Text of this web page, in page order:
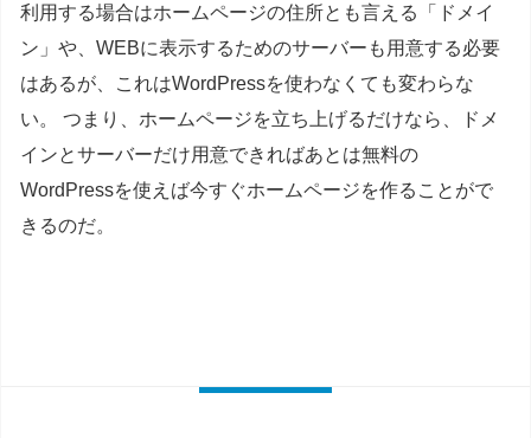
利用する場合はホームページの住所とも言える「ドメイ
ン」や、WEBに表示するためのサーバーも用意する必要
はあるが、これはWordPressを使わなくても変わらな
い。 つまり、ホームページを立ち上げるだけなら、ドメ
インとサーバーだけ用意できればあとは無料の
WordPressを使えば今すぐホームページを作ることがで
きるのだ。